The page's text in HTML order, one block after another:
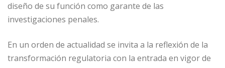
diseño de su función como garante de las
investigaciones penales.
En un orden de actualidad se invita a la reflexión de la
transformación regulatoria con la entrada en vigor de